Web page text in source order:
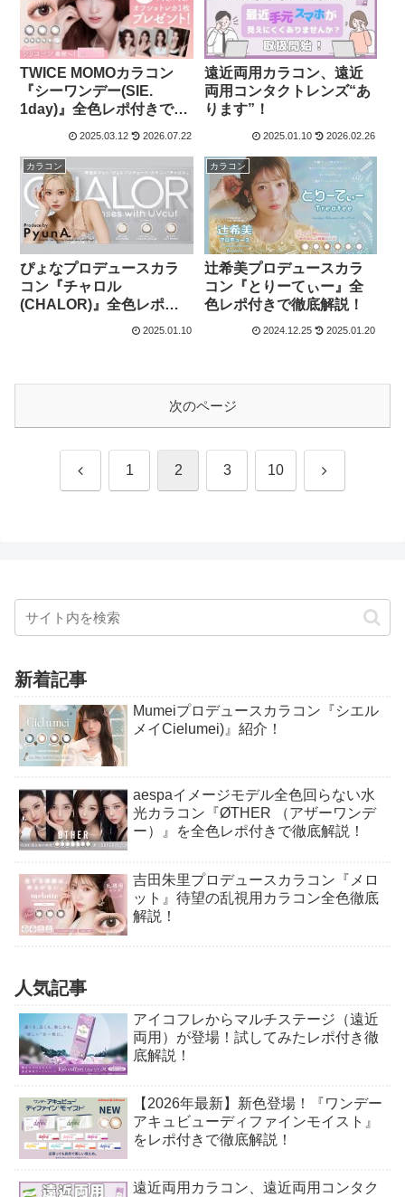
TWICE MOMOカラコン
『シーワンデー(SIE.
1day)』全色レポ付きで徹
2025.03.12 2026.07.22
遠近両用カラコン、遠近
両用コンタクトレンズ“あ
ります”！
2025.01.10 2026.02.26
カラコン
ぴょなプロデュースカラ
コン『チャロル
(CHALOR)』全色レポ付
2025.01.10
カラコン
辻希美プロデュースカラ
コン『とりーてぃー』全
色レポ付きで徹底解説！
2024.12.25 2025.01.20
次のページ
前 1 2 3 10 次
新着記事
Mumeiプロデュースカラコン『シエル
メイCielumei)』紹介！
aespaイメージモデル全色回らない水
光カラコン『ØTHER （アザーワンデ
ー）』を全色レポ付きで徹底解説！
吉田朱里プロデュースカラコン『メロ
ット』待望の乱視用カラコン全色徹底
解説！
人気記事
アイコフレからマルチステージ（遠近
両用）が登場！試してみたレポ付き徹
底解説！
【2026年最新】新色登場！『ワンデー
アキュビューディファインモイスト』
をレポ付きで徹底解説！
遠近両用カラコン、遠近両用コンタク